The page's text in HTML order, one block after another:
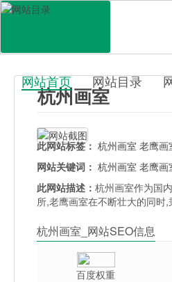
百科目录
网站首页 网站目录
杭州画室
此网站标签： 杭州画室 老鹰画
网站关键词： 杭州画室 老鹰画
此网站描述：杭州画室作为国
所,老鹰画室在不断壮大的同时
杭州画室_网站SEO信息
百度权重